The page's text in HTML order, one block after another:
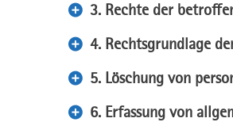
3. Rechte der
4. Rechtsgrundlage
5. Löschung von
6. Erfassung von